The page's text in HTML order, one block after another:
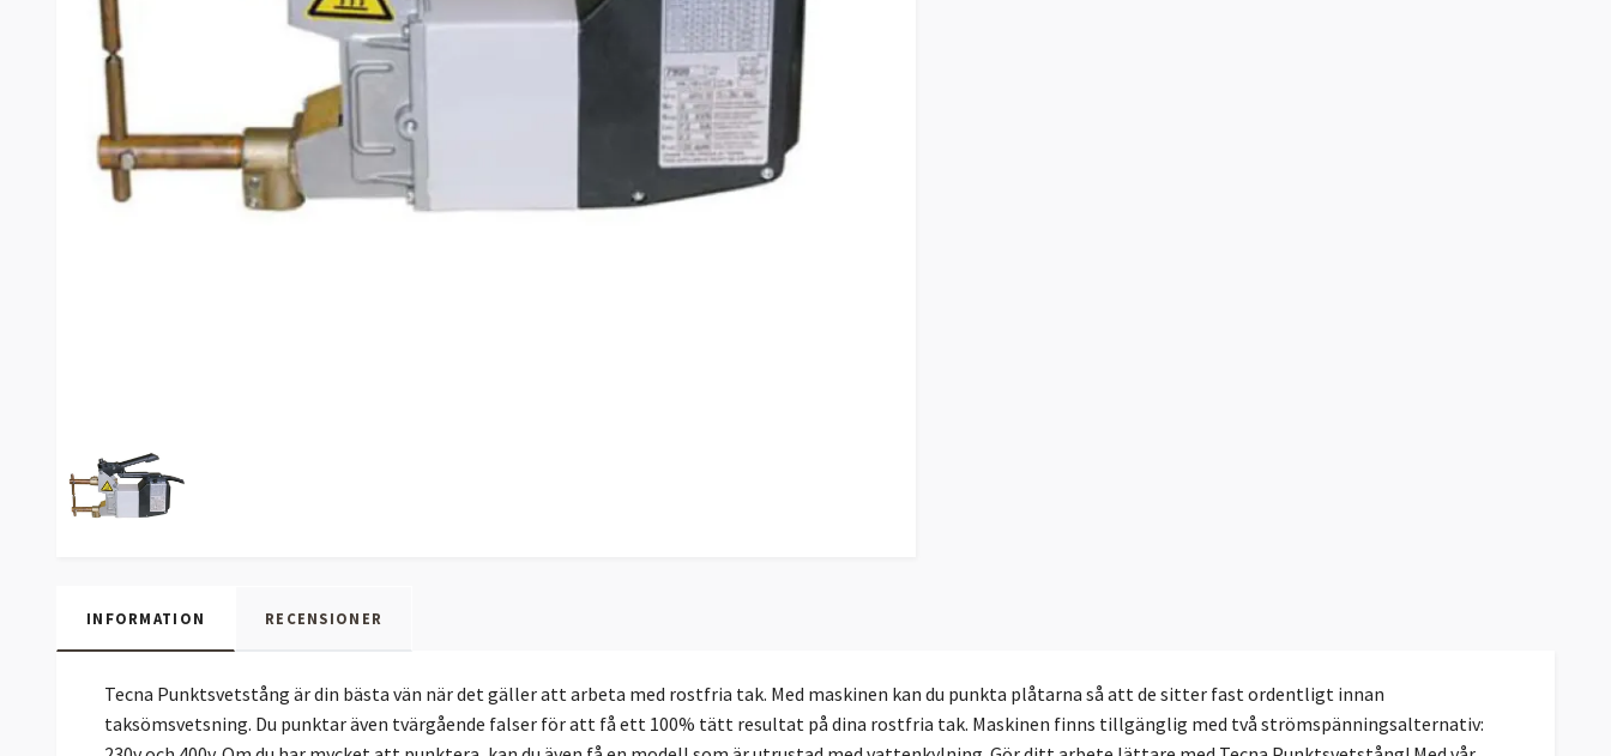
INFORMATION RECENSIONER
Tecna Punktsvetstång är din bästa vän när det gäller att arbeta med rostfria tak. Med maskinen kan du punkta plåtarna så att de sitter fast ordentligt innan
taksömsvetsning. Du punktar även tvärgående falser för att få ett 100% tätt resultat på dina rostfria tak. Maskinen finns tillgänglig med två strömspänningsalternativ: